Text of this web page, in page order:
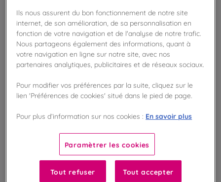
AJOUTER AU PANIER
Disponible en boutique !
Vérifier la disponibilité en magasin
dès 50€ d'achat
avec notre programme Privilège
Liste des ingrédients et allergènes
Ils nous assurent du bon fonctionnement de notre site
internet, de son amélioration, de sa personnalisation en
fonction de votre navigation et de l'analyse de notre trafic.
Nous partageons également des informations, quant à
votre navigation en ligne sur notre site, avec nos
partenaires analytiques, publicitaires et de réseaux sociaux.
Pour modifier vos préférences par la suite, cliquez sur le
lien 'Préférences de cookies' situé dans le pied de page.
Pour plus d’information sur nos cookies : En savoir plus
Paramètrer les cookies
Tout refuser Tout accepter